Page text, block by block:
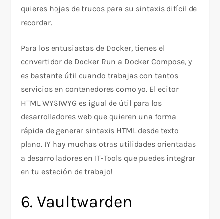
quieres hojas de trucos para su sintaxis difícil de
recordar.
Para los entusiastas de Docker, tienes el
convertidor de Docker Run a Docker Compose, y
es bastante útil cuando trabajas con tantos
servicios en contenedores como yo. El editor
HTML WYSIWYG es igual de útil para los
desarrolladores web que quieren una forma
rápida de generar sintaxis HTML desde texto
plano. ¡Y hay muchas otras utilidades orientadas
a desarrolladores en IT-Tools que puedes integrar
en tu estación de trabajo!
6. Vaultwarden